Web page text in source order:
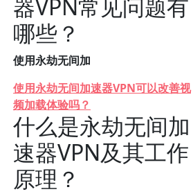
器VPN常见问题有
哪些？
使用永劫无间加
使用永劫无间加速器VPN可以改善视
频加载体验吗？
什么是永劫无间加
速器VPN及其工作
原理？